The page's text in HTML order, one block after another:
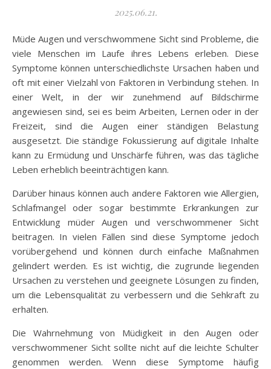
2025.06.21.
Müde Augen und verschwommene Sicht sind Probleme, die
viele Menschen im Laufe ihres Lebens erleben. Diese
Symptome können unterschiedlichste Ursachen haben und
oft mit einer Vielzahl von Faktoren in Verbindung stehen. In
einer Welt, in der wir zunehmend auf Bildschirme
angewiesen sind, sei es beim Arbeiten, Lernen oder in der
Freizeit, sind die Augen einer ständigen Belastung
ausgesetzt. Die ständige Fokussierung auf digitale Inhalte
kann zu Ermüdung und Unschärfe führen, was das tägliche
Leben erheblich beeinträchtigen kann.
Darüber hinaus können auch andere Faktoren wie Allergien,
Schlafmangel oder sogar bestimmte Erkrankungen zur
Entwicklung müder Augen und verschwommener Sicht
beitragen. In vielen Fällen sind diese Symptome jedoch
vorübergehend und können durch einfache Maßnahmen
gelindert werden. Es ist wichtig, die zugrunde liegenden
Ursachen zu verstehen und geeignete Lösungen zu finden,
um die Lebensqualität zu verbessern und die Sehkraft zu
erhalten.
Die Wahrnehmung von Müdigkeit in den Augen oder
verschwommener Sicht sollte nicht auf die leichte Schulter
genommen werden. Wenn diese Symptome häufig